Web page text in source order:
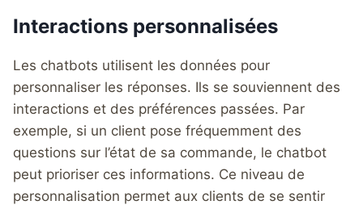
Interactions personnalisées
Les chatbots utilisent les données pour
personnaliser les réponses. Ils se souviennent des
interactions et des préférences passées. Par
exemple, si un client pose fréquemment des
questions sur l’état de sa commande, le chatbot
peut prioriser ces informations. Ce niveau de
personnalisation permet aux clients de se sentir